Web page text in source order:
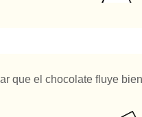
que el chocolate fluye